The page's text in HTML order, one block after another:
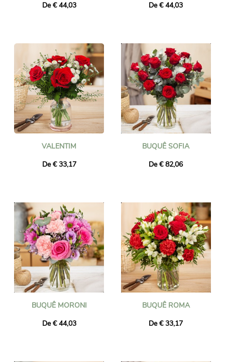
De € 44,03
De € 44,03
VALENTIM
De € 33,17
BUQUÊ SOFIA
De € 82,06
BUQUÊ MORONI
De € 44,03
BUQUÊ ROMA
De € 33,17